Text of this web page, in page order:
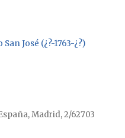
José (¿?-1763-¿?)
Madrid, 2/62703